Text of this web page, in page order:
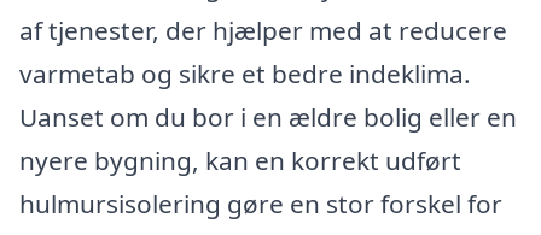
af tjenester, der hjælper med at reducere
varmetab og sikre et bedre indeklima.
Uanset om du bor i en ældre bolig eller en
nyere bygning, kan en korrekt udført
hulmursisolering gøre en stor forskel for